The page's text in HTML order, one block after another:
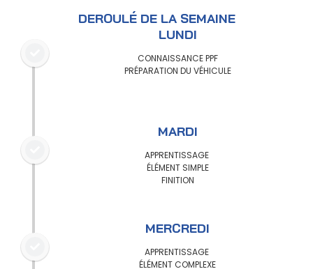
DEROULÉ DE LA SEMAINE
LUNDI
CONNAISSANCE PPF
PRÉPARATION DU VÉHICULE
MARDI
APPRENTISSAGE
ÉLÉMENT SIMPLE
FINITION
MERCREDI
APPRENTISSAGE
ÉLÉMENT COMPLEXE